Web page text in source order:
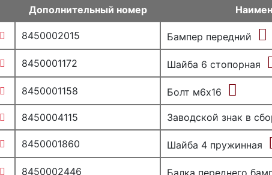
58. КОЗЫРЕК ПРОТИВОСОЛНЕЧНЫЙ, ПОРУЧНИ, ОЧЕЧНИК
584011. ПОРУЧНИ. КОЗЫРЬКИ, КРЮЧКИ
Дополнительный номер
8450002015 Бампер передний
8450001172 Шайба 6 стопорная
8450001158 Болт м6х16
8450004115 Заводской знак в
8450001860 Шайба 4 пружинная
8450002446 Балка переднего